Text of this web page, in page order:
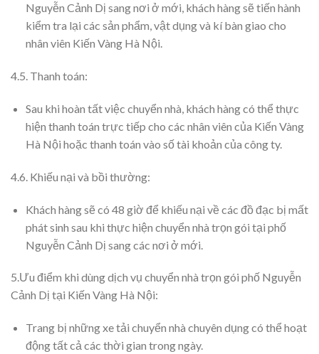
Nguyễn Cảnh Dị sang nơi ở mới, khách hàng sẽ tiến hành
kiểm tra lại các sản phẩm, vật dụng và kí bàn giao cho
nhân viên Kiến Vàng Hà Nội.
4.5. Thanh toán:
Sau khi hoàn tất việc chuyển nhà, khách hàng có thể thực
hiện thanh toán trực tiếp cho các nhân viên của Kiến Vàng
Hà Nội hoặc thanh toán vào số tài khoản của công ty.
4.6. Khiếu nại và bồi thường:
Khách hàng sẽ có 48 giờ để khiếu nại về các đồ đạc bị mất
phát sinh sau khi thực hiện chuyển nhà trọn gói tại phố
Nguyễn Cảnh Dị sang các nơi ở mới.
5.Ưu điểm khi dùng dịch vụ chuyển nhà trọn gói phố Nguyễn
Cảnh Dị tại Kiến Vàng Hà Nội:
Trang bị những xe tải chuyển nhà chuyên dụng có thể hoạt
động tất cả các thời gian trong ngày.